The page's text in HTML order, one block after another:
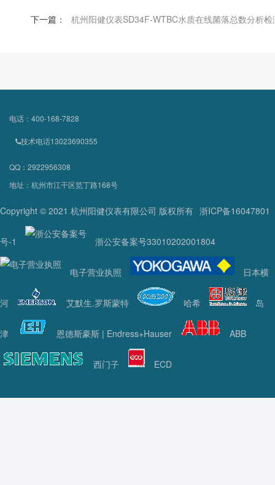
下一篇： 杭州阳健仪表SD34F-WTBC水质在线菌落总数分析检
电话：400-168-7828
技术电话13023690355
QQ：2922956308
地址：杭州市江干区笕丁路168号
Copyright © 2021 杭州阳健仪表有限公司 版权所有 浙ICP备16047801
号-1 浙公安备案号33010202001804
电子营业执照 日本横
河 艾默生.罗斯蒙特 哈希 岛
津 恩德斯豪斯 | Endress+Hauser ABB
西门子 ECD